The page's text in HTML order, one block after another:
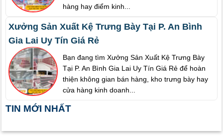
hàng hay điểm kinh...
Xưởng Sản Xuất Kệ Trưng Bày Tại P. An Bình
Gia Lai Uy Tín Giá Rẻ
Bạn đang tìm Xưởng Sản Xuất Kệ Trưng Bày
Tại P. An Bình Gia Lai Uy Tín Giá Rẻ để hoàn
thiện không gian bán hàng, kho trưng bày hay
cửa hàng kinh doanh...
TIN MỚI NHẤT